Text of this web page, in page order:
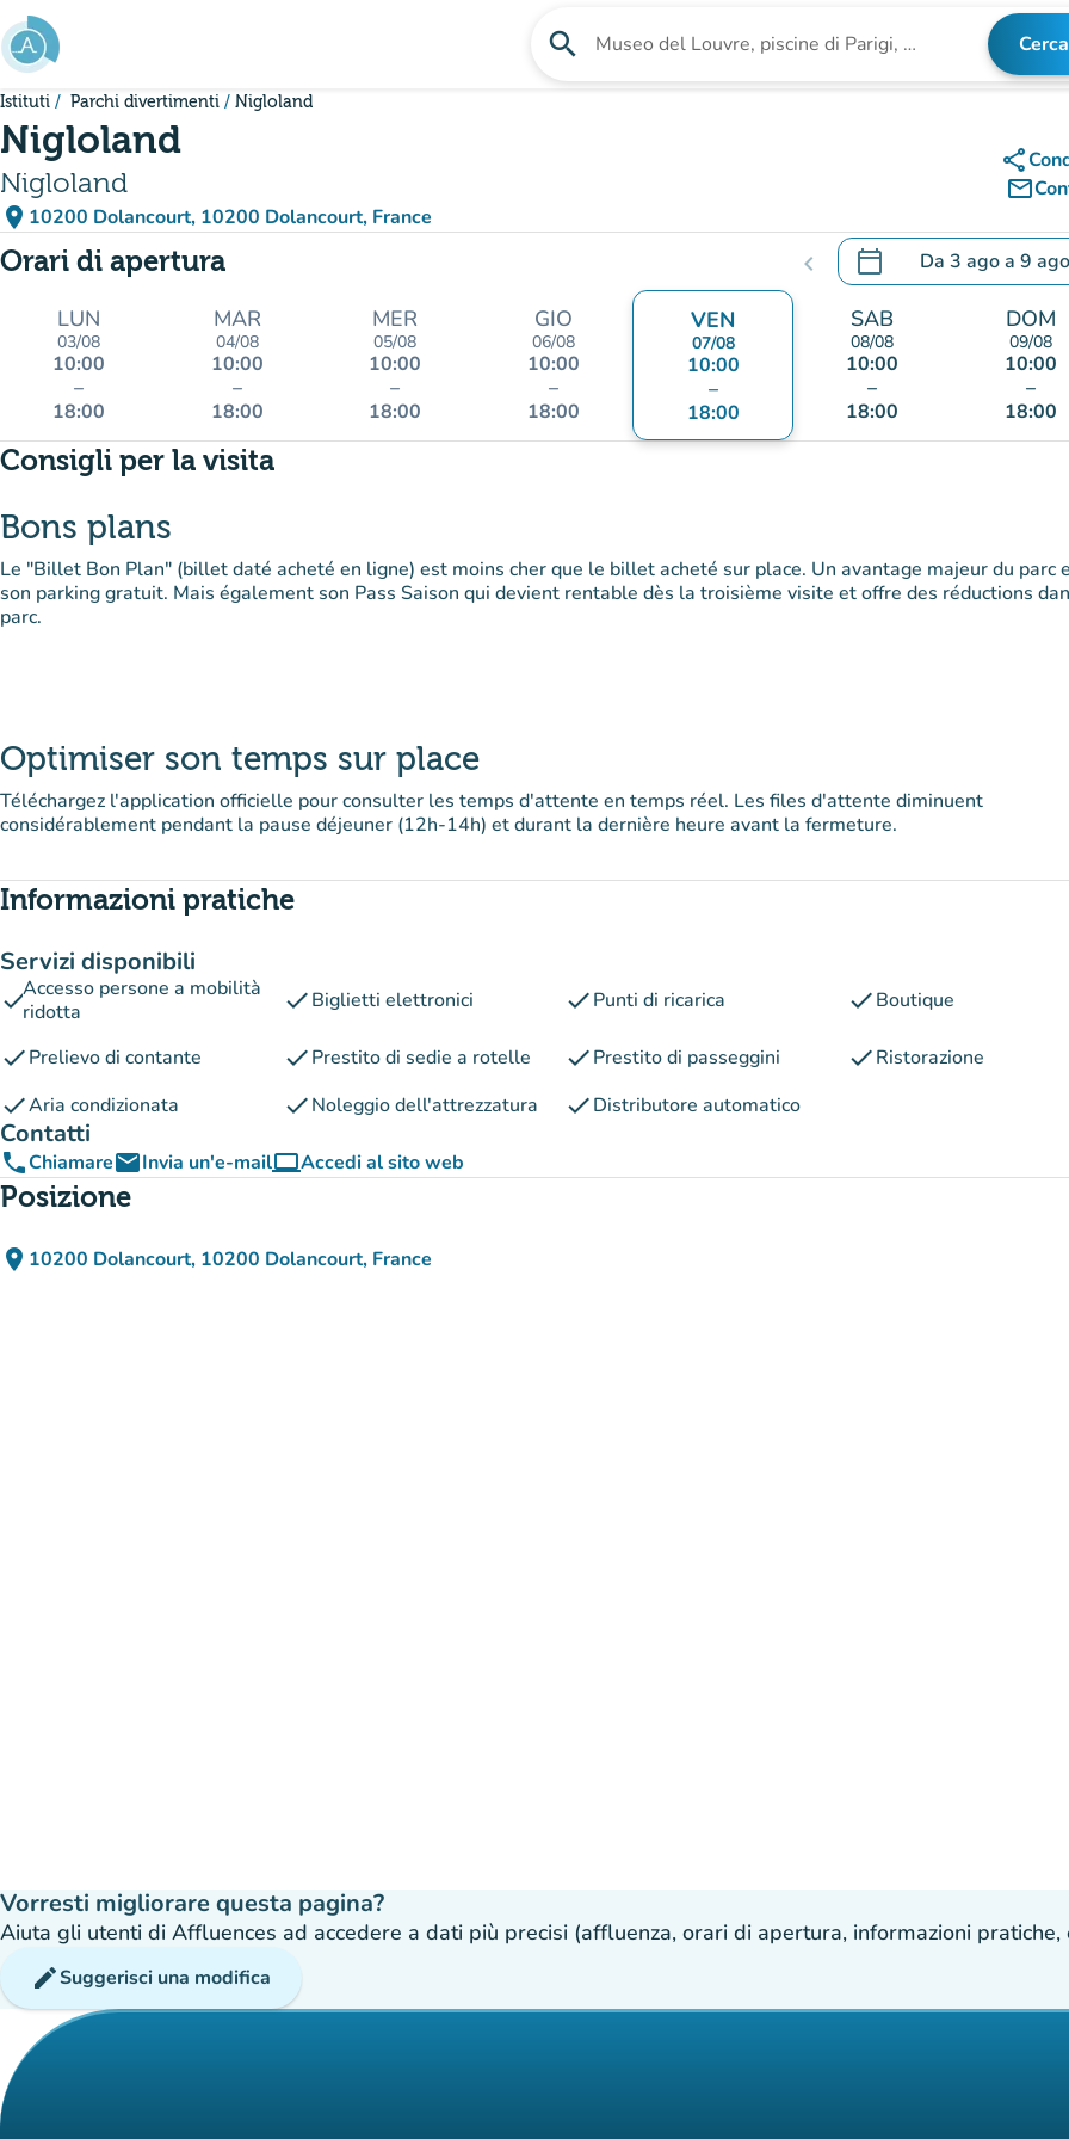
Vai al contenuto principale
search Cerca una struttura Cerca
Istituti Parchi divertimenti Nigloland
Nigloland
Nigloland
place 10200 Dolancourt, 10200 Dolancourt, France
(apri in Google Maps)
(nuova scheda)
share
mail_outline
Orari di apertura chevron_left calendar_today Da 3 agoa 9 ago
.Aprire il calendario per
LUN
03/08
10:00
–
18:00
MAR
04/08
10:00
–
18:00
MER
05/08
10:00
–
18:00
GIO
06/08
10:00
–
18:00
VEN
07/08
10:00
–
18:00
SAB
08/08
10:00
–
18:00
DOM
09/08
10:00
–
18:00
Consigli per la visita
Bons plans
Le "Billet Bon Plan" (billet daté acheté en ligne) est moins cher que le billet acheté sur place. Un avantage majeur du parc
son parking gratuit. Mais également son Pass Saison qui devient rentable dès la troisième visite et offre des réductions
parc.
Optimiser son temps sur place
Téléchargez l'application officielle pour consulter les temps d'attente en temps réel. Les files d'attente diminuent
considérablement pendant la pause déjeuner (12h-14h) et durant la dernière heure avant la fermeture.
Informazioni pratiche
Servizi disponibili
checkAccesso persone a mobilità
ridotta
checkBiglietti elettronici checkPunti di ricarica checkBoutique
checkPrelievo di contante checkPrestito di sedie a rotelle checkPrestito di passeggini checkRistorazione
checkAria condizionata checkNoleggio dell'attrezzatura checkDistributore automatico
Contatti
phoneChiamareemailInvia un'e-mailcomputerAccedi al sito web
(nuova scheda)
Posizione
place 10200 Dolancourt, 10200 Dolancourt, France
(apri in Google Maps)
(nuova scheda)
Vorresti migliorare questa pagina?
Aiuta gli utenti di Affluences ad accedere a dati più precisi (affluenza, orari di apertura, informazioni pratiche,
editSuggerisci una modifica